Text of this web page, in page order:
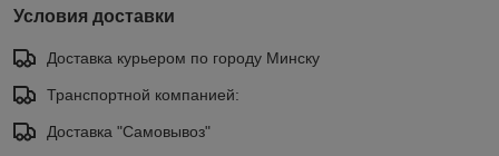
Условия доставки
Доставка курьером по городу Минску
Транспортной компанией:
Доставка "Самовывоз"